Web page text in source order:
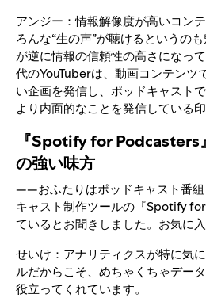
アンジー：情報解像度が高いコン
ろんな“生の声”が聴けるというの
が逆に情報の信頼性の高さになっ
代のYouTuberは、動画コンテンツ
い企画を発信し、ポッドキャスト
より内面的なことを発信している印
『Spotify for Podcasters
の強い味方
――おふたりはポッドキャスト番組
キャスト制作ツールの『Spotify
ているとお聞きしました。お気に
せいけ：アナリティクスが特に気
ルだからこそ、めちゃくちゃデー
役立ってくれています。